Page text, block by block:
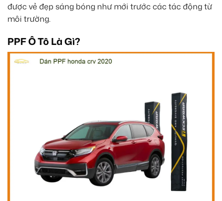
được vẻ đẹp sáng bóng như mới trước các tác động từ
môi trường.
PPF Ô Tô Là Gì?